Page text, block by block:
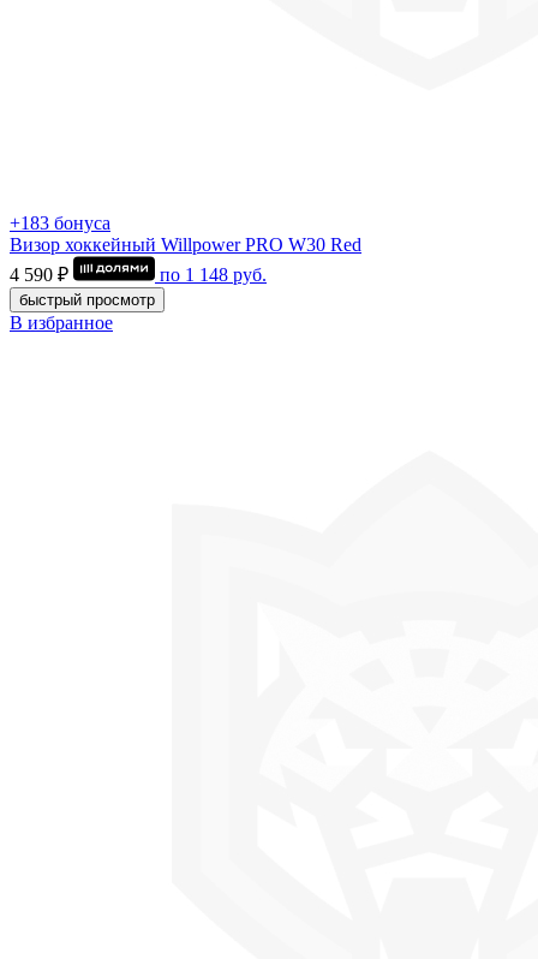
+183 бонуса
Визор хоккейный Willpower PRO W30 Red
4 590 ₽
по 1 148 руб.
быстрый просмотр
В избранное